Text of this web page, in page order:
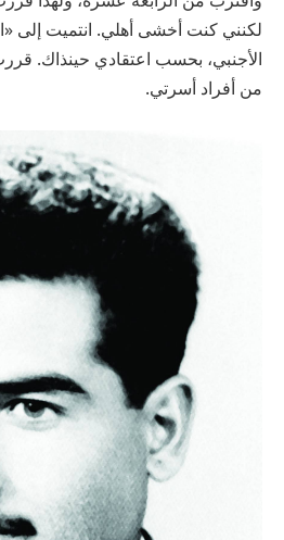
لكنني كنت أخشى أهلي. انتميت إلى
الأجنبي، بحسب اعتقادي حينذاك.
من أفراد أسرتي.